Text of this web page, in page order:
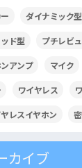
ダイナミック型
ド型 プチレビ
アンプ マイク
ワイヤレス
レスイヤホン
カイブ